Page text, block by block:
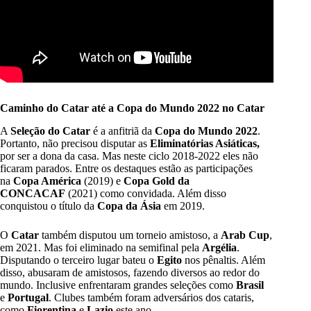
Caminho do Catar até a Copa do Mundo 2022 no Catar
A Seleção do Catar é a anfitriã da Copa do Mundo 2022.
Portanto, não precisou disputar as Eliminatórias Asiáticas,
por ser a dona da casa. Mas neste ciclo 2018-2022 eles não
ficaram parados. Entre os destaques estão as participações
na Copa América (2019) e Copa Gold da
CONCACAF (2021) como convidada. Além disso
conquistou o título da Copa da Ásia em 2019.
O Catar também disputou um torneio amistoso, a Arab Cup,
em 2021. Mas foi eliminado na semifinal pela Argélia.
Disputando o terceiro lugar bateu o Egito nos pênaltis. Além
disso, abusaram de amistosos, fazendo diversos ao redor do
mundo. Inclusive enfrentaram grandes seleções como Brasil
e Portugal. Clubes também foram adversários dos cataris,